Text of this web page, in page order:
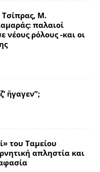
Μ.
παλαιοί
νέους ρόλους -και οι
ἤγαγεν”;
του Ταμείου
απληστία και